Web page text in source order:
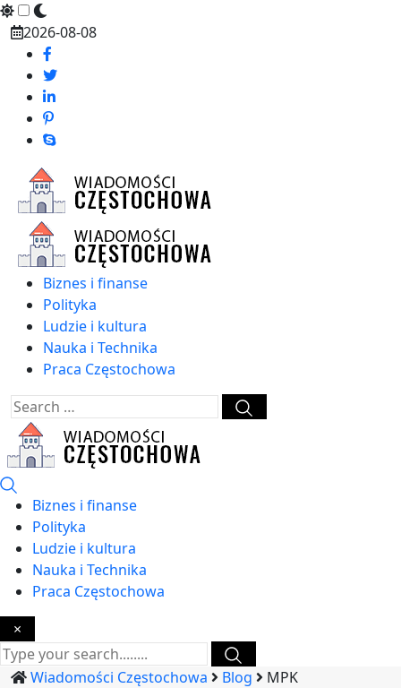
Skip
content
2026-08-08
Biznes i finanse
Polityka
Ludzie i kultura
Nauka i Technika
Praca Częstochowa
Biznes i finanse
Polityka
Ludzie i kultura
Nauka i Technika
Praca Częstochowa
×
Wiadomości Częstochowa Blog MPK